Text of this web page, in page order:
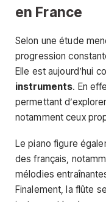
en France
Selon une étude
progression
Elle est aujourd’hui
instruments. En
permettant
notamment ceux
Le piano figure
des français,
mélodies
Finalement, la flûte